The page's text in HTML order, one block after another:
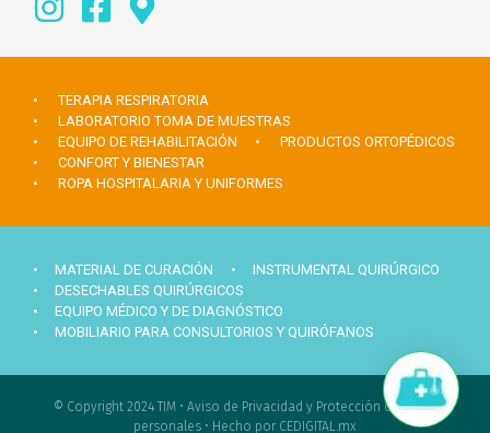
• TERAPIA RESPIRATORIA
• LABORATORIO TOMA DE MUESTRAS
• EQUIPO DE REHABILITACIÓN
• PRODUCTOS ORTOPÉDICOS
• CONFORT Y BIENESTAR
• ROPA HOSPITALARIA Y UNIFORMES
• MATERIAL DE CURACIÓN
• INSTRUMENTAL QUIRÚRGICO
• DESECHABLES QUIRÚRGICOS
• EQUIPO MÉDICO Y DE DIAGNÓSTICO
• MOBILIARIO PARA CONSULTORIOS Y QUIRÓFANOS
© Copyright 2024 TIM • Aviso de Privacidad y Protección de datos
personales • Hecho por CEDIGITAL.mx